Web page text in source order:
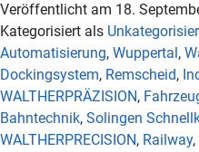
Veröffentlicht am 18.
Kategorisiert als
Automatisierung, Wuppertal,
Dockingsystem, Remscheid,
WALTHERPRÄZISION,
Bahntechnik, Solingen
WALTHERPRECISION, Railway,